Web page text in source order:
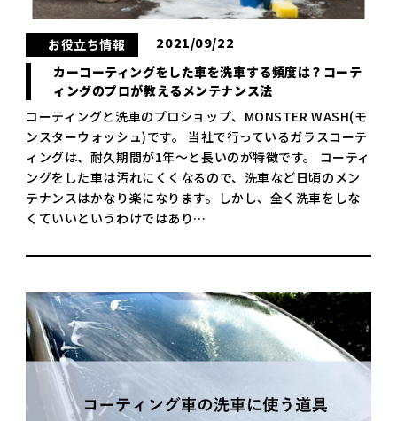
お役立ち情報
2021/09/22
カーコーティングをした車を洗車する頻度は？コーテ
ィングのプロが教えるメンテナンス法
コーティングと洗車のプロショップ、MONSTER WASH(モ
ンスターウォッシュ)です。 当社で行っているガラスコーテ
ィングは、耐久期間が1年～と長いのが特徴です。 コーティ
ングをした車は汚れにくくなるので、洗車など日頃のメン
テナンスはかなり楽になります。しかし、全く洗車をしな
くていいというわけではあり…